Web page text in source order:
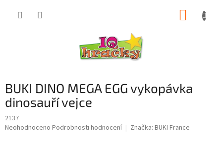
BUKI DINO MEGA EGG vykopávka
dinosauří vejce
2137
Průměrné
Neohodnoceno Podrobnosti hodnocení Značka: BUKI France